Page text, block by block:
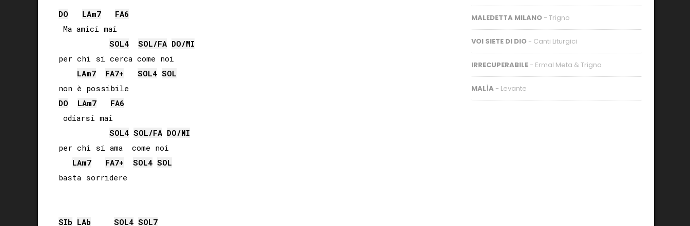
DO LAm7 FA6
Ma amici mai
SOL4 SOL/FA DO/MI
per chi si cerca come noi
LAm7 FA7+ SOL4 SOL
DO
LAm7 FA6
odiarsi mai
SOL4 SOL/FA DO/MI
per chi si ama  come noi
LAm7 FA7+ SOL4 SOL
basta sorridere
SIb LAb SOL4 SOL7
MALEDETTA MILANO - Trigno
VOI SIETE DI DIO - Canti Liturgici
IRRECUPERABILE - Ermal Meta & Trigno
MALÌA - Levante